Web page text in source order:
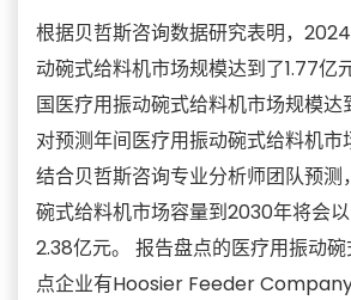
根据贝哲斯咨询数据研究表明，
动碗式给料机市场规模达到了1.77亿
国医疗用振动碗式给料机市场规模
对预测年间医疗用振动碗式给料机
结合贝哲斯咨询专业分析师团队预测
碗式给料机市场容量到2030年将会
2.38亿元。 报告盘点的医疗用振动
点企业有Hoosier Feeder Company